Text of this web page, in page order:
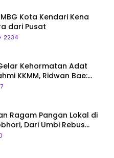
Kota Kendari Kena
dari Pusat
2234
Kehormatan Adat
KKMM, Ridwan Bae:
Begitu, Belum Pantas!
Ragam Pangan Lokal di
Dari Umbi Rebus
Beras Muna